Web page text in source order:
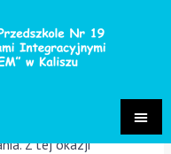
Z tej okazji